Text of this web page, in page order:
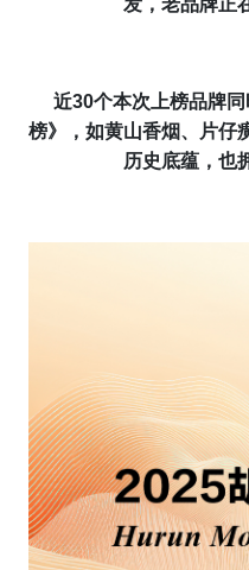
发 ，老品牌正
近30个本次上榜品牌
榜》
，如黄山香烟、片
历史底蕴，也